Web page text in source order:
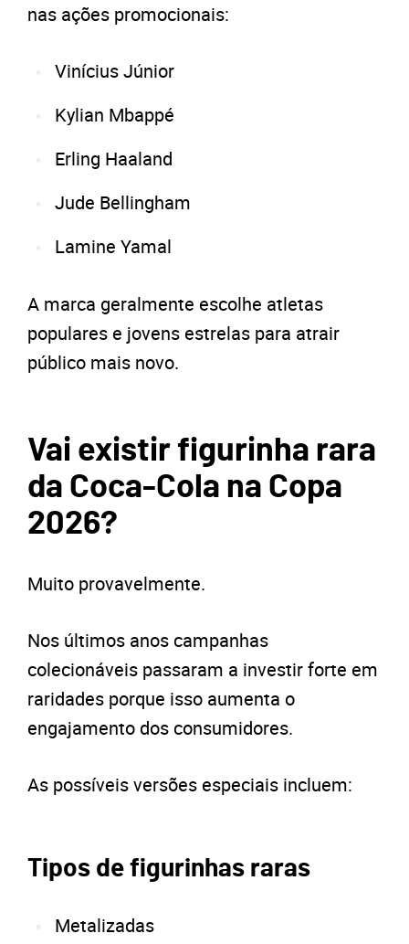
nas ações promocionais:
Vinícius Júnior
Kylian Mbappé
Erling Haaland
Jude Bellingham
Lamine Yamal
A marca geralmente escolhe atletas
populares e jovens estrelas para atrair
público mais novo.
Vai existir figurinha rara
da Coca-Cola na Copa
2026?
Muito provavelmente.
Nos últimos anos campanhas
colecionáveis passaram a investir forte em
raridades porque isso aumenta o
engajamento dos consumidores.
As possíveis versões especiais incluem:
Tipos de figurinhas raras
Metalizadas